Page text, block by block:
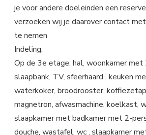
je voor andere doeleinden een
verzoeken wij je daarover contact
te nemen
Indeling:
Op de 3e etage: hal, woonkamer met
slaapbank, TV, sfeerhaard , keuken
waterkoker, broodrooster,
magnetron, afwasmachine, koelkast,
slaapkamer met badkamer met 2-
douche, wastafel, wc , slaapkamer